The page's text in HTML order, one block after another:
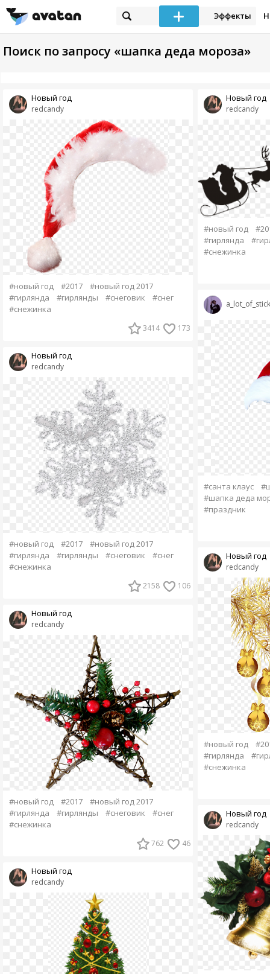
Эффекты
Поиск по запросу «шапка деда мороза»
redcandy
Новый год
#новый год #2017
#новый год 2017
#гирлянда
#гирлянды #снеговик
#снег
#снежинка
3414 173
redcandy
Новый год
#новый год #2017
#новый год 2017
#гирлянда
#гирлянды #снеговик
#снег
#снежинка
2158 106
redcandy
Новый год
#новый год #2017
#новый год 2017
#гирлянда
#гирлянды #снеговик
#снег
#снежинка
762 46
redcandy
Новый год
redcandy
Новый год
#новый год
#гирлянда
#снежинка
#санта клаус
#шапка деда
#праздник
redcandy
Новый год
#новый год
#гирлянда
#снежинка
redcandy
Новый год